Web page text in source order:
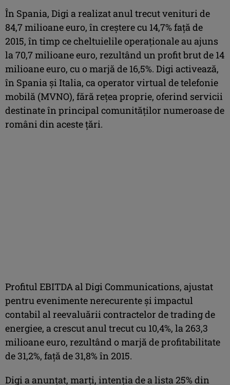
În Spania, Digi a realizat anul trecut venituri de
84,7 milioane euro, în creştere cu 14,7% faţă de
2015, în timp ce cheltuielile operaţionale au ajuns
la 70,7 milioane euro, rezultând un profit brut de 14
milioane euro, cu o marjă de 16,5%. Digi activează,
în Spania şi Italia, ca operator virtual de telefonie
mobilă (MVNO), fără reţea proprie, oferind servicii
destinate în principal comunităţilor numeroase de
români din aceste ţări.
Profitul EBITDA al Digi Communications, ajustat
pentru evenimente nerecurente şi impactul
contabil al reevaluării contractelor de trading de
energiee, a crescut anul trecut cu 10,4%, la 263,3
milioane euro, rezultând o marjă de profitabilitate
de 31,2%, faţă de 31,8% în 2015.
Digi a anunţat, marţi, intenţia de a lista 25% din